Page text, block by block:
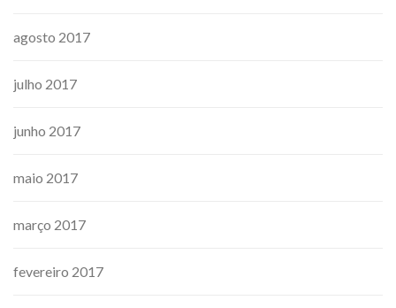
agosto 2017
julho 2017
junho 2017
maio 2017
março 2017
fevereiro 2017